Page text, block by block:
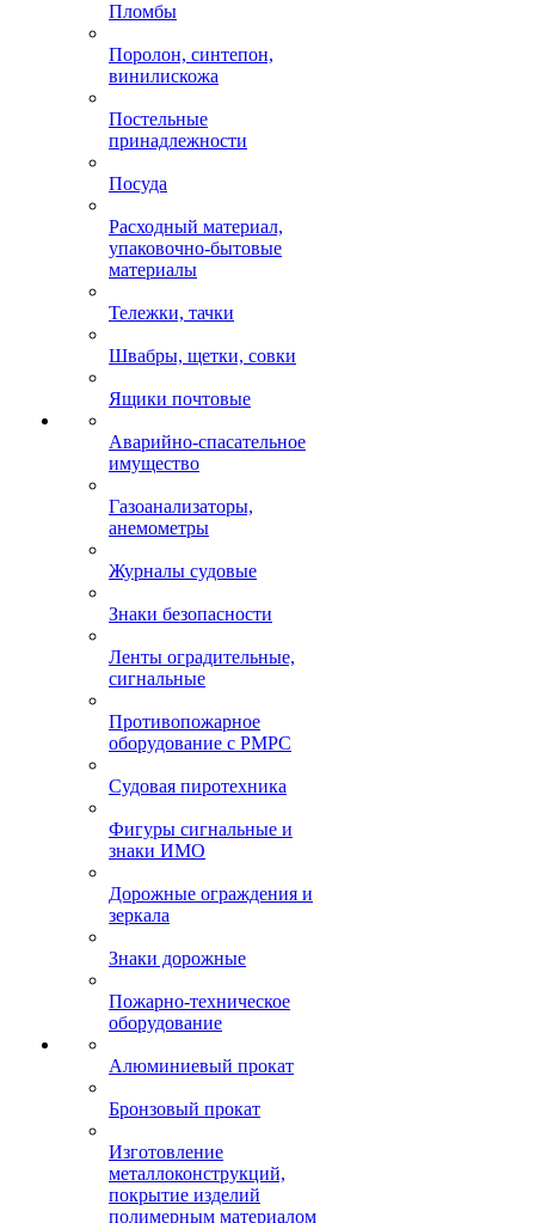
Пломбы
Поролон, синтепон,
винилискожа
Постельные
принадлежности
Посуда
Расходный материал,
упаковочно-бытовые
материалы
Тележки, тачки
Швабры, щетки, совки
Ящики почтовые
Аварийно-спасательное
имущество
Газоанализаторы,
анемометры
Журналы судовые
Знаки безопасности
Ленты оградительные,
сигнальные
Противопожарное
оборудование с РМРС
Судовая пиротехника
Фигуры сигнальные и
знаки ИМО
Дорожные ограждения и
зеркала
Знаки дорожные
Пожарно-техническое
оборудование
Алюминиевый прокат
Бронзовый прокат
Изготовление
металлоконструкций,
покрытие изделий
полимерным материалом